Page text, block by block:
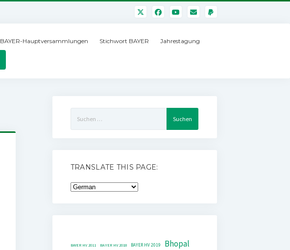
BAYER-Hauptversammlungen Stichwort BAYER Jahrestagung
nach:
TRANSLATE THIS PAGE:
BAYER HV 2011 BAYER HV 2018 BAYER HV 2019 Bhopal